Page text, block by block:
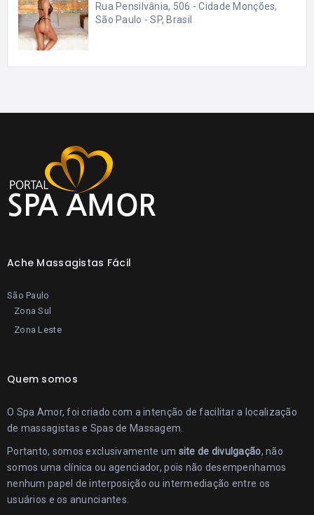
Rua Pensilvânia, 506 - Cidade Monções,
São Paulo - SP, Brasil
Ache Massagistas Fácil
São Paulo
Zona Sul
Zona Leste
Quem somos
O Spa Amor, foi criado com a intenção de facilitar a localização
de massagistas e Spas de Massagem.
Portanto, somos exclusivamente um site de divulgação, não
somos uma clínica ou agenciador, pois não desempenhamos
nenhum papel de interposição ou intermediação entre os
usuários e os anunciantes.